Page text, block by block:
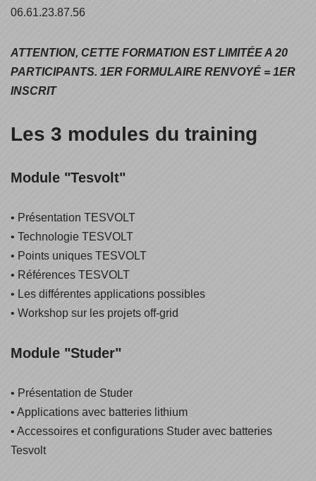
06.61.23.87.56
ATTENTION, CETTE FORMATION EST LIMITÉE A 20
PARTICIPANTS. 1ER FORMULAIRE RENVOYÉ = 1ER
INSCRIT
Les 3 modules du training
Module "Tesvolt"
• Présentation TESVOLT
• Technologie TESVOLT
• Points uniques TESVOLT
• Références TESVOLT
• Les différentes applications possibles
• Workshop sur les projets off-grid
Module "Studer"
• Présentation de Studer
• Applications avec batteries lithium
• Accessoires et configurations Studer avec batteries
Tesvolt